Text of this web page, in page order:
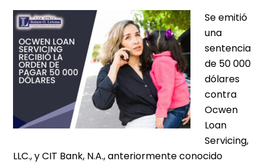
Se emitió
una
sentencia
de 50 000
dólares
contra
Ocwen
Loan
Servicing,
LLC., y CIT Bank, N.A., anteriormente conocido